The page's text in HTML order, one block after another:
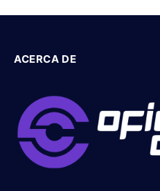
ACERCA DE